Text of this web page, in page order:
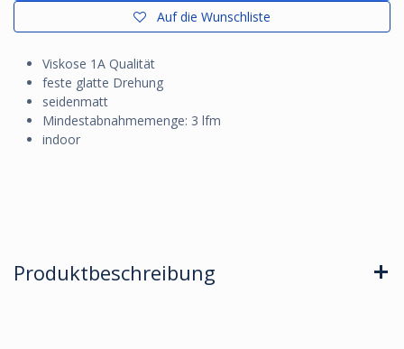
Auf die Wunschliste
Viskose 1A Qualität
feste glatte Drehung
seidenmatt
Mindestabnahmemenge: 3 lfm
indoor
Produktbeschreibung